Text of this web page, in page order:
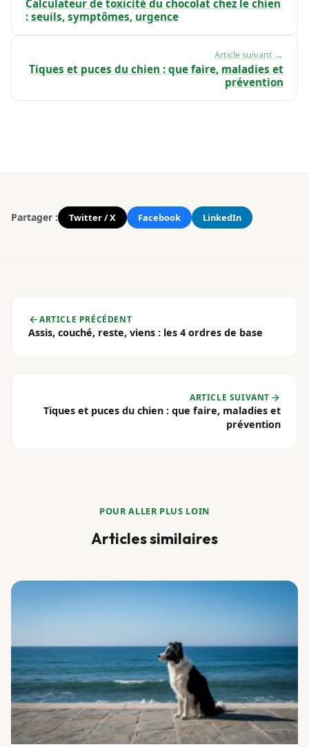
Calculateur de toxicité du chocolat chez le chien
: seuils, symptômes, urgence
Article suivant →
Tiques et puces du chien : que faire, maladies et
prévention
Partager : Twitter / X Facebook LinkedIn
ARTICLE PRÉCÉDENT
Assis, couché, reste, viens : les 4 ordres de base
ARTICLE SUIVANT
Tiques et puces du chien : que faire, maladies et
prévention
POUR ALLER PLUS LOIN
Articles similaires